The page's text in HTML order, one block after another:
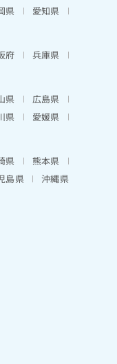
県
愛知県
府
兵庫県
県
広島県
県
愛媛県
県
熊本県
島県 沖縄県